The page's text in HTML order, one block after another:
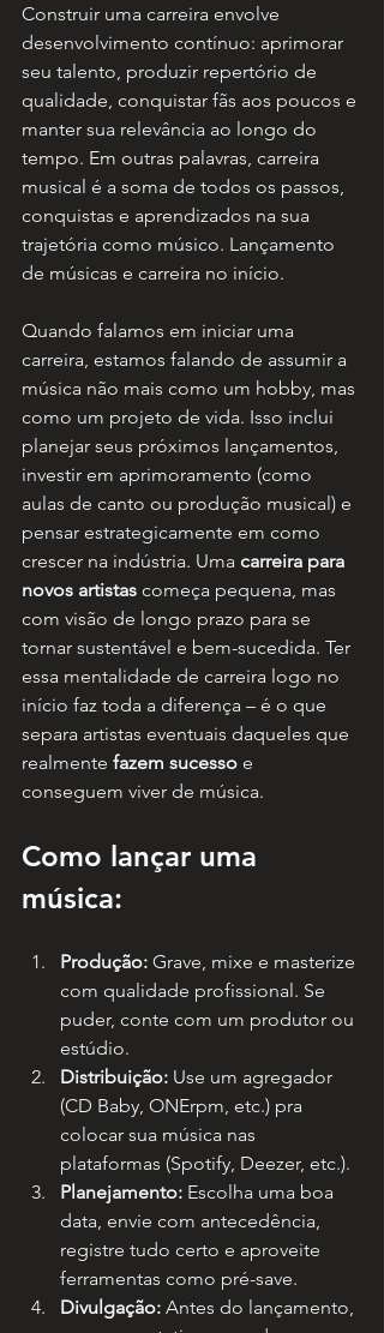
Construir uma carreira envolve
desenvolvimento contínuo: aprimorar
seu talento, produzir repertório de
qualidade, conquistar fãs aos poucos e
manter sua relevância ao longo do
tempo. Em outras palavras, carreira
musical é a soma de todos os passos,
conquistas e aprendizados na sua
trajetória como músico. Lançamento
de músicas e carreira no início.
Quando falamos em iniciar uma
carreira, estamos falando de assumir a
música não mais como um hobby, mas
como um projeto de vida. Isso inclui
planejar seus próximos lançamentos,
investir em aprimoramento (como
aulas de canto ou produção musical) e
pensar estrategicamente em como
crescer na indústria. Uma carreira para
novos artistas começa pequena, mas
com visão de longo prazo para se
tornar sustentável e bem-sucedida. Ter
essa mentalidade de carreira logo no
início faz toda a diferença – é o que
separa artistas eventuais daqueles que
realmente fazem sucesso e
conseguem viver de música.
Como lançar uma
música:
Produção: Grave, mixe e masterize
com qualidade profissional. Se
puder, conte com um produtor ou
estúdio.
Distribuição: Use um agregador
(CD Baby, ONErpm, etc.) pra
colocar sua música nas
plataformas (Spotify, Deezer, etc.).
Planejamento: Escolha uma boa
data, envie com antecedência,
registre tudo certo e aproveite
ferramentas como pré-save.
Divulgação: Antes do lançamento,